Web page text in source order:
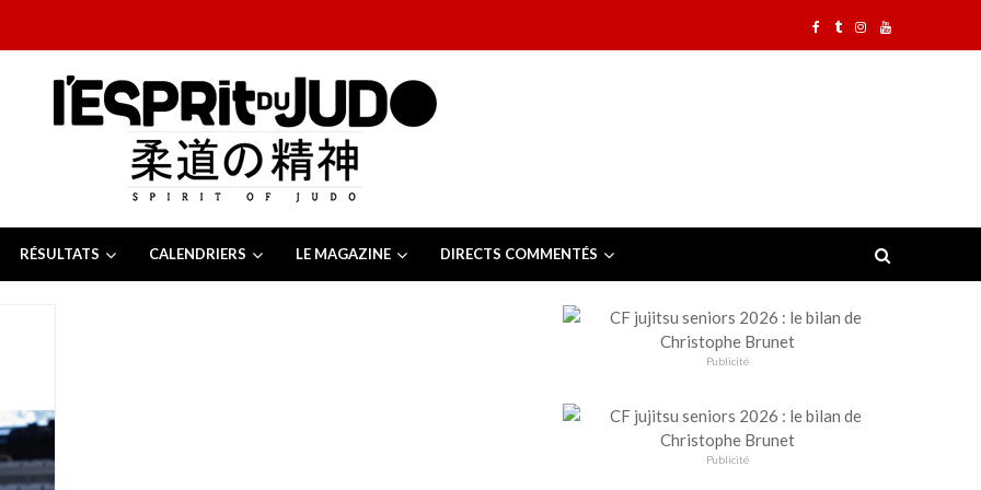
RÉSULTATS CALENDRIERS LE MAGAZINE DIRECTS COMMENTÉS
2026
Publicité
Publicité